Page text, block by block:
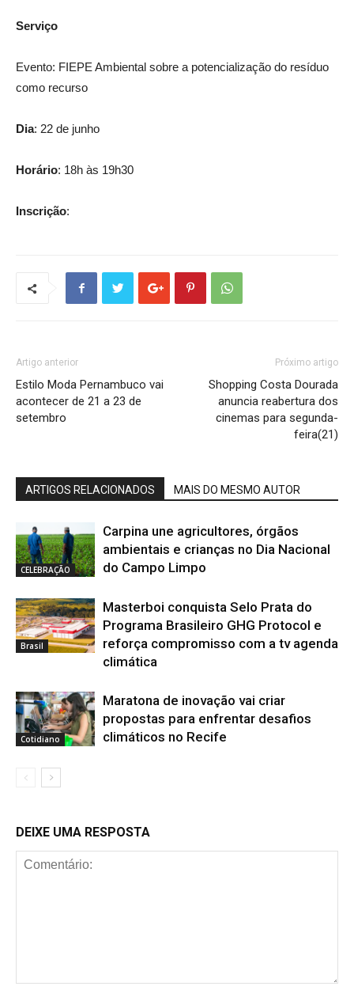
Serviço
Evento: FIEPE Ambiental sobre a potencialização do resíduo
como recurso
Dia: 22 de junho
Horário: 18h às 19h30
Inscrição:
Artigo anterior
Estilo Moda Pernambuco vai
acontecer de 21 a 23 de
setembro
Próximo artigo
Shopping Costa Dourada
anuncia reabertura dos
cinemas para segunda-
feira(21)
ARTIGOS RELACIONADOS MAIS DO MESMO AUTOR
CELEBRAÇÃO
Carpina une agricultores, órgãos
ambientais e crianças no Dia Nacional
do Campo Limpo
Brasil
Masterboi conquista Selo Prata do
Programa Brasileiro GHG Protocol e
reforça compromisso com a tv agenda
climática
Cotidiano
Maratona de inovação vai criar
propostas para enfrentar desafios
climáticos no Recife
DEIXE UMA RESPOSTA